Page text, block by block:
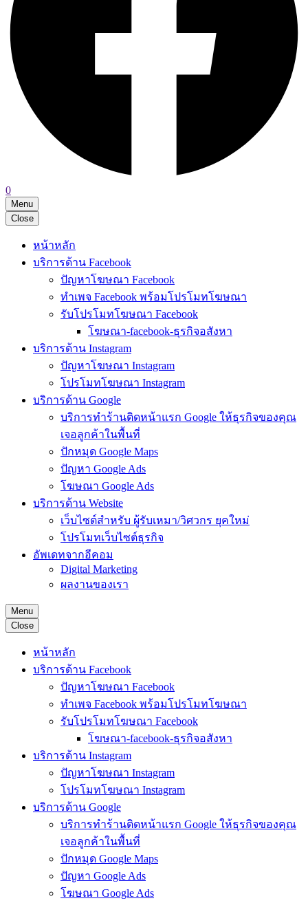
0
Menu
Close
หน้าหลัก
บริการด้าน Facebook
ปัญหาโฆษณา Facebook
ทำเพจ Facebook พร้อมโปรโมทโฆษณา
รับโปรโมทโฆษณา Facebook
โฆษณา-facebook-ธุรกิจอสังหา
บริการด้าน Instagram
ปัญหาโฆษณา Instagram
โปรโมทโฆษณา Instagram
บริการด้าน Google
บริการทำร้านติดหน้าแรก Google ให้ธุรกิจของคุณ
เจอลูกค้าในพื้นที่
ปักหมุด Google Maps
ปัญหา Google Ads
โฆษณา Google Ads
บริการด้าน Website
เว็บไซต์สำหรับ ผู้รับเหมา/วิศวกร ยุคใหม่
โปรโมทเว็บไซต์ธุรกิจ
อัพเดทจากอีคอม
Digital Marketing
ผลงานของเรา
Menu
Close
หน้าหลัก
บริการด้าน Facebook
ปัญหาโฆษณา Facebook
ทำเพจ Facebook พร้อมโปรโมทโฆษณา
รับโปรโมทโฆษณา Facebook
โฆษณา-facebook-ธุรกิจอสังหา
บริการด้าน Instagram
ปัญหาโฆษณา Instagram
โปรโมทโฆษณา Instagram
บริการด้าน Google
บริการทำร้านติดหน้าแรก Google ให้ธุรกิจของคุณ
เจอลูกค้าในพื้นที่
ปักหมุด Google Maps
ปัญหา Google Ads
โฆษณา Google Ads